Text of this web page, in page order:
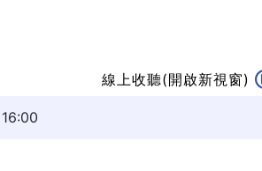
線上收聽(開啟新視窗)